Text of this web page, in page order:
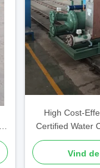
High Cost-
Certified Water
with 1
Vind